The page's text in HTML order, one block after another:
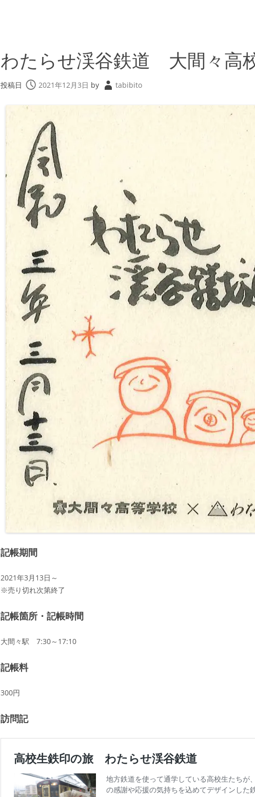
わたらせ渓谷鉄道 大間々高
投稿日 2021年12月3日 by tabibito
記帳期間
2021年3月13日～
※売り切れ次第終了
記帳箇所・記帳時間
大間々駅 7:30～17:10
記帳料
300円
訪問記